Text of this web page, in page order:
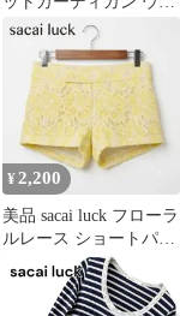
ル マスタード 2サイズ
¥2,200
美品 sacai luck フローラ
ルレース ショートパン
ツ クリーム 日本製